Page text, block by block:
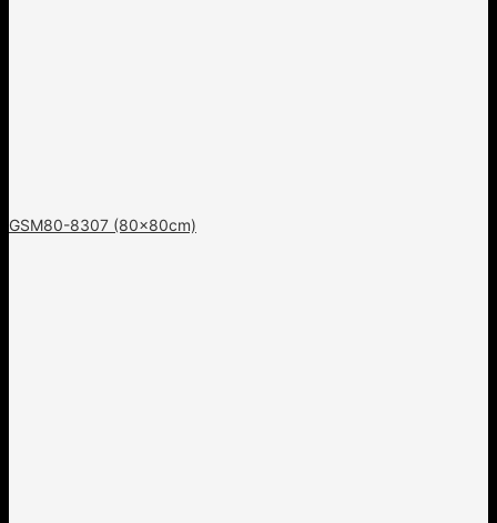
GSM80-8307 (80x80cm)